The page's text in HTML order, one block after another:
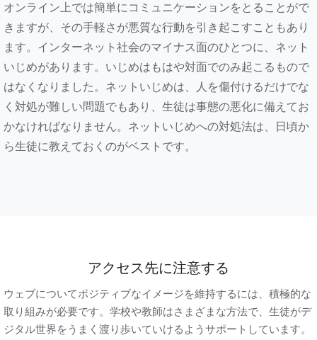
オンライン上では簡単にコミュニケーションをとることがで
きますが、その手軽さが悪質な行動を引き起こすこともあり
ます。インターネット社会のマイナス面のひとつに、ネット
いじめがあります。いじめはもはや対面でのみ起こるもので
はなくなりました。ネットいじめは、人を傷付けるだけでな
く対処が難しい問題でもあり、生徒は事態の悪化に備えてお
かなければなりません。ネットいじめへの対処法は、日頃か
ら生徒に教えておくのがベストです。
アクセス先に注意する
ウェブについてポジティブなイメージを維持するには、積極的な
取り組みが必要です。学校や教師はさまざまな方法で、生徒がデ
ジタル世界をうまく渡り歩いていけるようサポートしています。